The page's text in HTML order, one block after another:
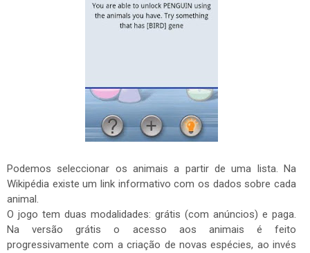
Podemos seleccionar os animais a partir de uma lista. Na
Wikipédia existe um link informativo com os dados sobre cada
animal.
O jogo tem duas modalidades: grátis (com anúncios) e paga.
Na versão grátis o acesso aos animais é feito
progressivamente com a criação de novas espécies, ao invés